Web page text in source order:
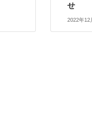
せ
2022年12